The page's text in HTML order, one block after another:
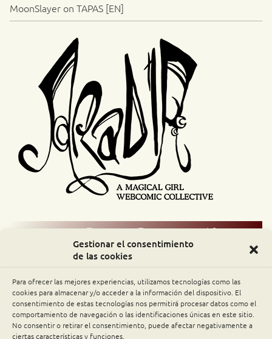
Gestionar el consentimiento
de las cookies
Para ofrecer las mejores experiencias, utilizamos tecnologías como las
cookies para almacenar y/o acceder a la información del dispositivo. El
consentimiento de estas tecnologías nos permitirá procesar datos como el
comportamiento de navegación o las identificaciones únicas en este sitio.
No consentir o retirar el consentimiento, puede afectar negativamente a
ciertas características y funciones.
MoonSlayer on TAPAS [EN]
Comic Readers / Index
Comic Rocket
Piperka